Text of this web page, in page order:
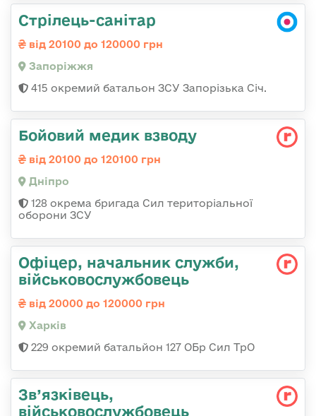
Стрілець-санітар
від 20100 до 120000 грн
Запоріжжя
415 окремий батальон ЗСУ Запорізька Січ.
Бойовий медик взводу
від 20100 до 120100 грн
Дніпро
128 окрема бригада Сил територіальної
оборони ЗСУ
Офіцер, начальник служби,
військовослужбовець
від 20000 до 120000 грн
Харків
229 окремий батальйон 127 ОБр Сил ТрО
Зв’язківець,
військовослужбовець